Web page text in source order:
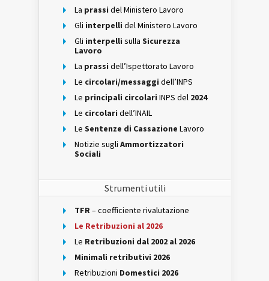
La prassi del Ministero Lavoro
Gli interpelli del Ministero Lavoro
Gli interpelli sulla Sicurezza
Lavoro
La prassi dell’Ispettorato Lavoro
Le circolari/messaggi dell’INPS
Le principali circolari INPS del 2024
Le circolari dell’INAIL
Le Sentenze di Cassazione Lavoro
Notizie sugli Ammortizzatori
Sociali
Strumenti utili
TFR– coefficiente rivalutazione
Le Retribuzioni al 2026
Le Retribuzioni dal 2002 al 2026
Minimali retributivi 2026
Retribuzioni Domestici 2026